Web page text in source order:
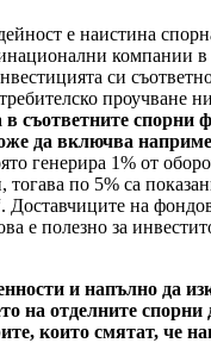
е наистина
компании
си
проучване
съответните спорни
да включва
генерира 1% от
по 5% са
на
е полезно за
и напълно да
на отделните
които смятат, че